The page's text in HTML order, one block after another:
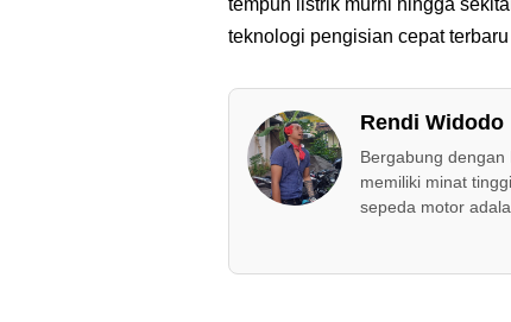
tempuh listrik murni hingga
teknologi pengisian cepat
Rendi Widodo
Bergabung
memiliki minat
sepeda motor